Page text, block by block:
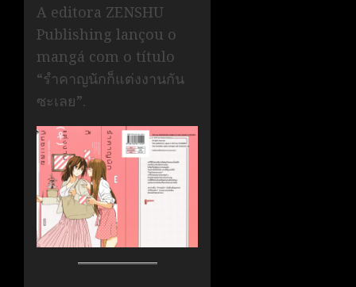
A editora ZENSHU
Publishing lançou o
mangá com o título
“รำคาญนักก็แต่งงานกัน
ซะเลย”.